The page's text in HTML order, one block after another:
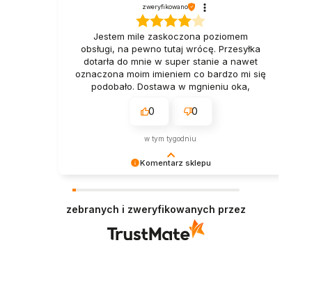
Komentarz sklepu
doświadczeniem. Jesteśmy szczęśliwi, że mamy
takich klientów. Z pozdrowieniami, obsługa
zweryfikowano
Jestem mile zaskoczona poziomem
obsługi, na pewno tutaj wrócę. Przesyłka
dotarła do mnie w super stanie a nawet
oznaczona moim imieniem co bardzo mi się
podobało. Dostawa w mgnieniu oka,
Pozdrawiam
0 0
w tym tygodniu
zebranych i zweryfikowanych przez